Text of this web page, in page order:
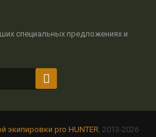
специальных предложениях и
экипировки pro HUNTER, 2013-2026